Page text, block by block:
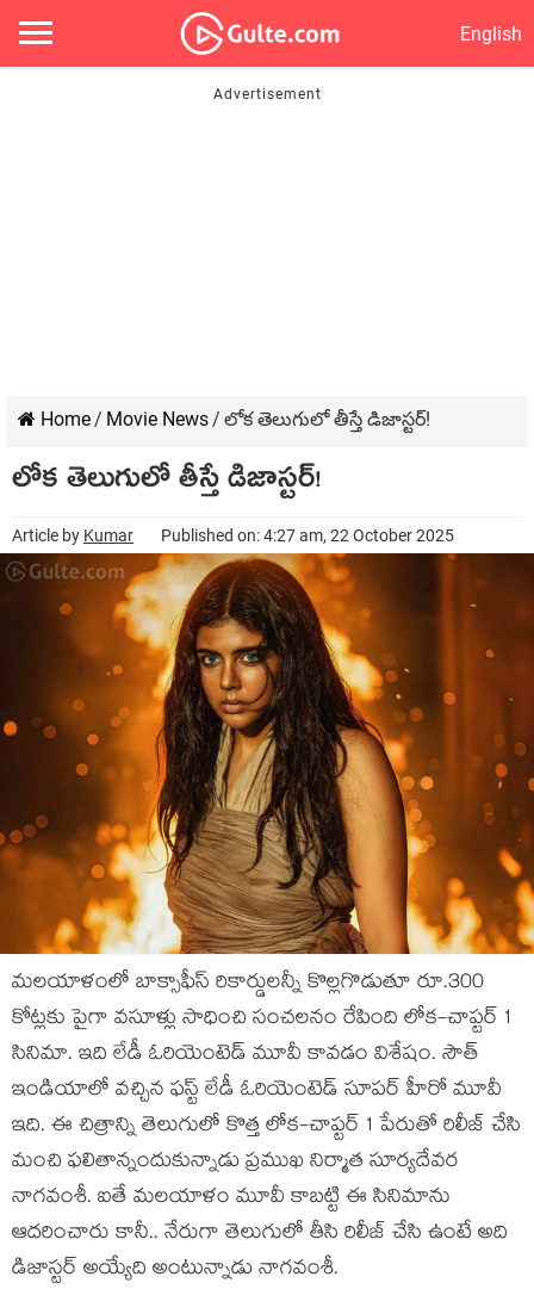
English
Home/ Movie News/ లోక తెలుగులో తీస్తే డిజాస్ట‌ర్!
లోక తెలుగులో తీస్తే డిజాస్ట‌ర్!
Article by Kumar Published on: 4:27 am, 22 October 2025
మ‌ల‌యాళంలో బాక్సాఫీస్ రికార్డుల‌న్నీ కొల్ల‌గొడుతూ రూ.300
కోట్ల‌కు పైగా వ‌సూళ్లు సాధించి సంచ‌ల‌నం రేపింది లోక‌-చాప్ట‌ర్ 1
సినిమా. ఇది లేడీ ఓరియెంటెడ్ మూవీ కావ‌డం విశేషం. సౌత్
ఇండియాలో వ‌చ్చిన ఫ‌స్ట్ లేడీ ఓరియెంటెడ్ సూప‌ర్ హీరో మూవీ
ఇది. ఈ చిత్రాన్ని తెలుగులో కొత్త లోక-చాప్ట‌ర్ 1 పేరుతో రిలీజ్ చేసి
మంచి ఫ‌లితాన్నందుకున్నాడు ప్ర‌ముఖ నిర్మాత సూర్య‌దేవ‌ర
నాగ‌వంశీ. ఐతే మ‌ల‌యాళం మూవీ కాబ‌ట్టి ఈ సినిమాను
ఆద‌రించారు కానీ.. నేరుగా తెలుగులో తీసి రిలీజ్ చేసి ఉంటే అది
డిజాస్ట‌ర్ అయ్యేది అంటున్నాడు నాగ‌వంశీ.